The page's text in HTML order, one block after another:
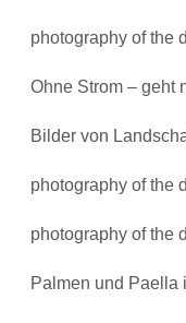
photography of the
Ohne Strom – geht
Bilder von
photography of the
photography of the
Palmen und Paella